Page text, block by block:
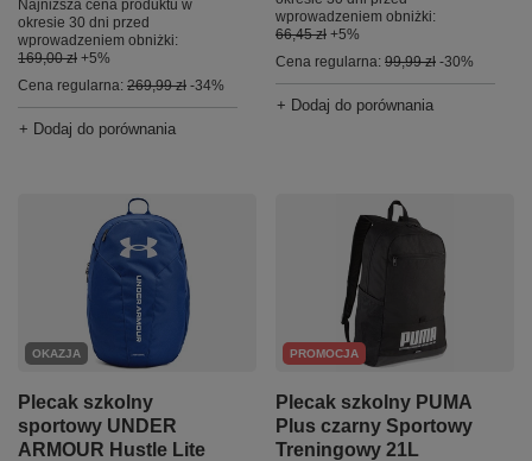
Najniższa cena produktu w
okresie 30 dni przed
wprowadzeniem obniżki:
169,00 zł +5%
Cena regularna: 269,99 zł -34%
+ Dodaj do porównania
wprowadzeniem obniżki:
66,45 zł +5%
Cena regularna: 99,99 zł -30%
+ Dodaj do porównania
OKAZJA
Plecak szkolny
sportowy UNDER
ARMOUR Hustle Lite
PROMOCJA
Plecak szkolny PUMA
Plus czarny Sportowy
Treningowy 21L